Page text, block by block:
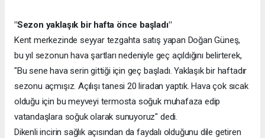
"Sezon yaklaşık bir hafta önce başladı"
Kent merkezinde seyyar tezgahta satış yapan Doğan Güneş,
bu yıl sezonun hava şartları nedeniyle geç açıldığını belirterek,
"Bu sene hava serin gittiği için geç başladı. Yaklaşık bir haftadır
sezonu açmışız. Açılışı tanesi 20 liradan yaptık. Hava çok sıcak
olduğu için bu meyveyi termosta soğuk muhafaza edip
vatandaşlara soğuk olarak sunuyoruz" dedi.
Dikenli incirin sağlık açısından da faydalı olduğunu dile getiren